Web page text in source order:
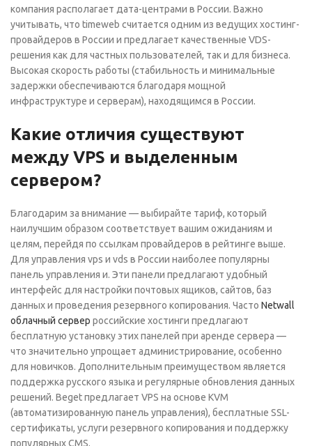
компания располагает дата-центрами в России. Важно
учитывать, что timeweb считается одним из ведущих хостинг-
провайдеров в России и предлагает качественные VDS-
решения как для частных пользователей, так и для бизнеса.
Высокая скорость работы (стабильность и минимальные
задержки обеспечиваются благодаря мощной
инфраструктуре и серверам), находящимся в России.
Какие отличия существуют
между VPS и выделенным
сервером?
Благодарим за внимание — выбирайте тариф, который
наилучшим образом соответствует вашим ожиданиям и
целям, перейдя по ссылкам провайдеров в рейтинге выше.
Для управления vps и vds в России наиболее популярны
панель управления и. Эти панели предлагают удобный
интерфейс для настройки почтовых ящиков, сайтов, баз
данных и проведения резервного копирования. Часто Netwall
облачный сервер российские хостинги предлагают
бесплатную установку этих панелей при аренде сервера —
что значительно упрощает администрирование, особенно
для новичков. Дополнительным преимуществом является
поддержка русского языка и регулярные обновления данных
решений. Beget предлагает VPS на основе KVM
(автоматизированную панель управления), бесплатные SSL-
сертификаты, услуги резервного копирования и поддержку
популярных CMS.